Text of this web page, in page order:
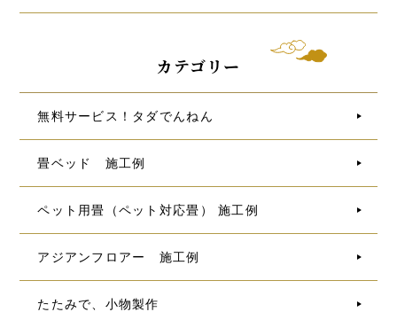
カテゴリー
無料サービス！タダでんねん
畳ベッド 施工例
ペット用畳（ペット対応畳） 施工例
アジアンフロアー 施工例
たたみで、小物製作